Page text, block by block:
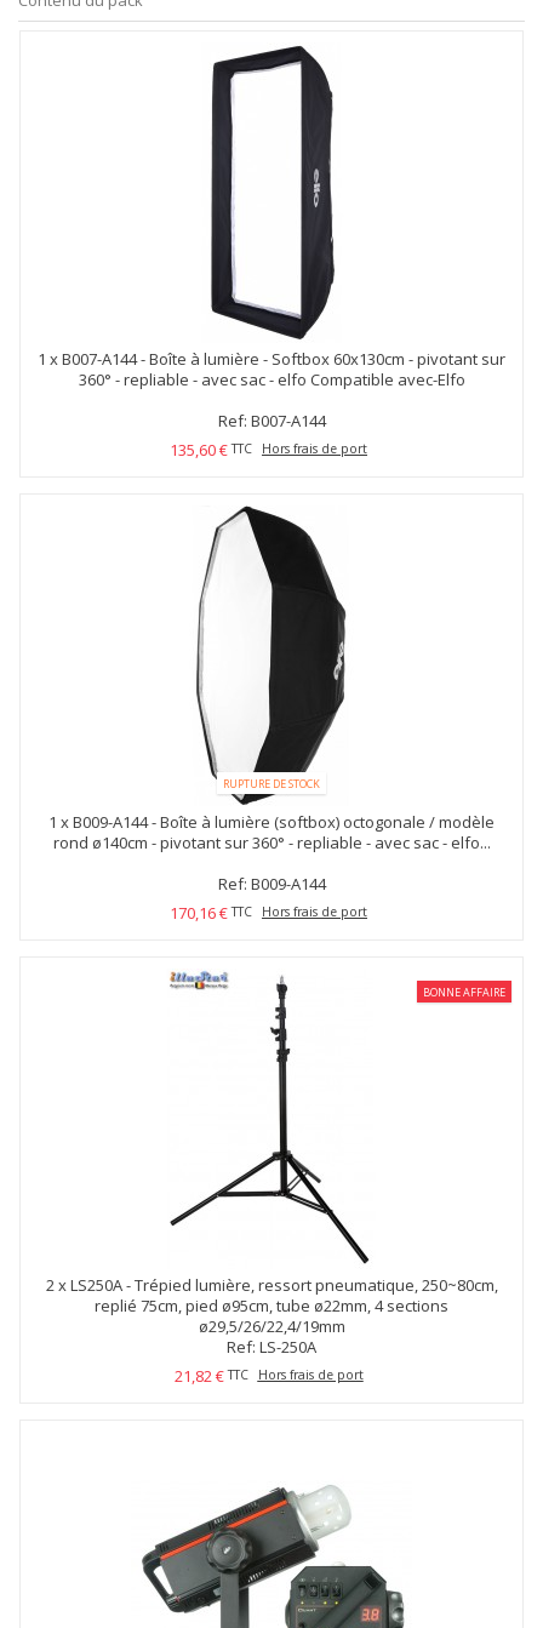
1 xB007-A144 - Boîte à lumière - Softbox 60x130cm - pivotant sur
360° - repliable - avec sac - elfo Compatible avec-Elfo
Ref: B007-A144
135,60 €TTC Hors frais de port
RUPTURE DE STOCK
1 xB009-A144 - Boîte à lumière (softbox) octogonale / modèle
rond ø140cm - pivotant sur 360° - repliable - avec sac - elfo...
Ref: B009-A144
170,16 €TTC Hors frais de port
BONNE AFFAIRE
2 xLS250A - Trépied lumière, ressort pneumatique, 250~80cm,
replié 75cm, pied ø95cm, tube ø22mm, 4 sections
ø29,5/26/22,4/19mm
Ref: LS-250A
21,82 €TTC Hors frais de port